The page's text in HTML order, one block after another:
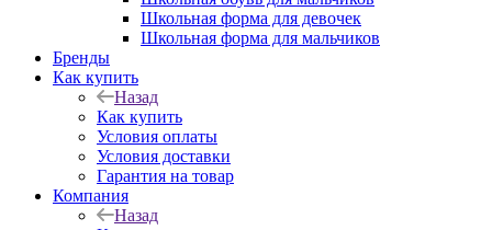
Школьная форма для девочек
Школьная форма для мальчиков
Бренды
Как купить
Назад
Как купить
Условия оплаты
Условия доставки
Гарантия на товар
Компания
Назад